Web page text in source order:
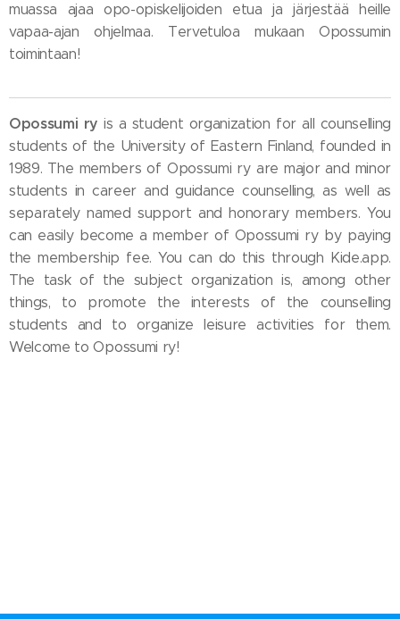
muassa ajaa opo-opiskelijoiden etua ja järjestää heille
vapaa-ajan ohjelmaa. Tervetuloa mukaan Opossumin
toimintaan!
Opossumi ryis a student organization for all counselling
students of the University of Eastern Finland, founded in
1989. The members of Opossumi ry are major and minor
students in career and guidance counselling, as well as
separately named support and honorary members. You
can easily become a member of Opossumi ry by paying
the membership fee. You can do this through Kide.app.
The task of the subject organization is, among other
things, to promote the interests of the counselling
students and to organize leisure activities for them.
Welcome to Opossumi ry!